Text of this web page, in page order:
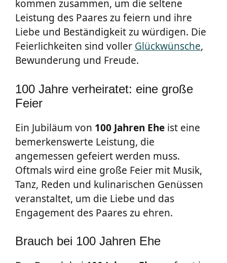
kommen zusammen, um die seltene
Leistung des Paares zu feiern und ihre
Liebe und Beständigkeit zu würdigen. Die
Feierlichkeiten sind voller Glückwünsche,
Bewunderung und Freude.
100 Jahre verheiratet: eine große
Feier
Ein Jubiläum von 100 Jahren Ehe ist eine
bemerkenswerte Leistung, die
angemessen gefeiert werden muss.
Oftmals wird eine große Feier mit Musik,
Tanz, Reden und kulinarischen Genüssen
veranstaltet, um die Liebe und das
Engagement des Paares zu ehren.
Brauch bei 100 Jahren Ehe